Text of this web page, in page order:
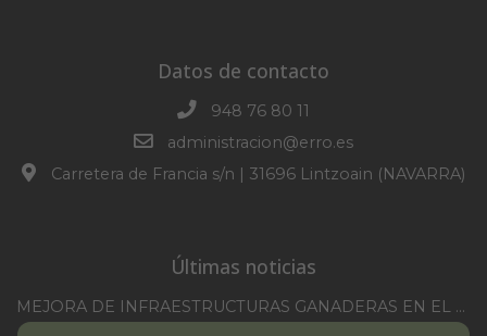
Datos de contacto
948 76 80 11
administracion@erro.es
Carretera de Francia s/n | 31696 Lintzoain (NAVARRA)
Últimas noticias
MEJORA DE INFRAESTRUCTURAS GANADERAS EN EL TM DE ERRO CAMPAÑA 2025-2026